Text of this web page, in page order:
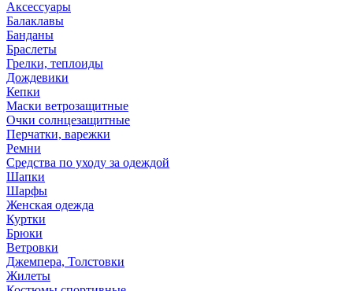
Аксессуары
Балаклавы
Банданы
Браслеты
Грелки, теплоиды
Дождевики
Кепки
Маски ветрозащитные
Очки солнцезащитные
Перчатки, варежки
Ремни
Средства по уходу за одеждой
Шапки
Шарфы
Женская одежда
Куртки
Брюки
Ветровки
Джемпера, Толстовки
Жилеты